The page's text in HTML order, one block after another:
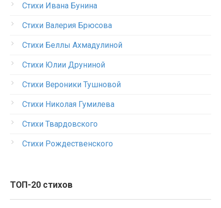
Стихи Ивана Бунина
Стихи Валерия Брюсова
Стихи Беллы Ахмадулиной
Стихи Юлии Друниной
Стихи Вероники Тушновой
Стихи Николая Гумилева
Стихи Твардовского
Стихи Рождественского
ТОП-20 стихов